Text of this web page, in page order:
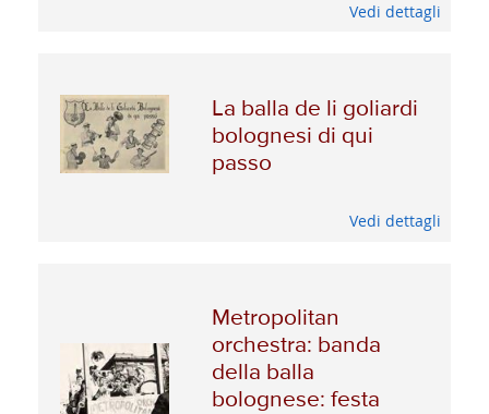
Vedi dettagli
La balla de li goliardi
bolognesi di qui
passo
Vedi dettagli
Metropolitan
orchestra: banda
della balla
bolognese: festa